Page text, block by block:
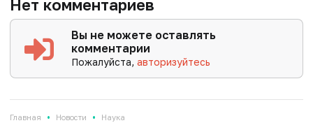
Нет комментариев
Вы не можете оставлять
комментарии
Пожалуйста,авторизуйтесь
Главная • Новости • Наука